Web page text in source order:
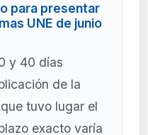
para presentar
UNE de junio
y 40 días
de la
tuvo lugar el
exacto varía